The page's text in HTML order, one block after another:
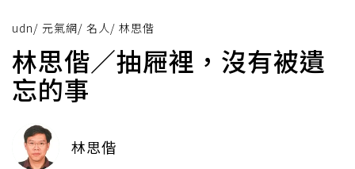
udn/ 元氣網/ 名人/ 林思偕
林思偕／抽屜裡，沒有被遺
忘的事
林思偕